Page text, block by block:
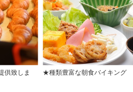
供致しま
★種類豊富な朝食バイキング